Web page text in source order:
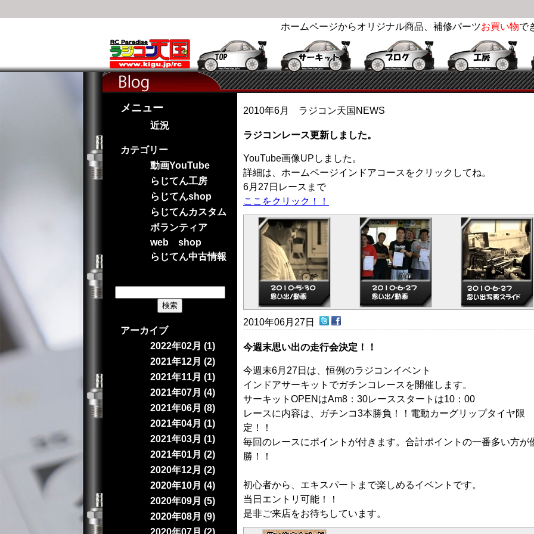
ホームページからオリジナル商品、補修パーツお買い物で
2010年6月 ラジコン天国NEWS
ラジコンレース更新しました。
YouTube画像UPしました。
詳細は、ホームページインドアコースをクリックしてね。
6月27日レースまで
ここをクリック！！
2010年06月27日
今週末思い出の走行会決定！！
今週末6月27日は、恒例のラジコンイベント
インドアサーキットでガチンコレースを開催します。
サーキットOPENはAm8：30レーススタートは10：00
レースに内容は、ガチンコ3本勝負！！電動カーグリップタイヤ限
定！！
毎回のレースにポイントが付きます。合計ポイントの一番多い方が
勝！！
初心者から、エキスパートまで楽しめるイベントです。
当日エントリ可能！！
是非ご来店をお待ちしています。
メニュー
近況
カテゴリー
動画YouTube
らじてん工房
らじてんshop
らじてんカスタム
ボランティア
web shop
らじてん中古情報
アーカイブ
2022年02月 (1)
2021年12月 (2)
2021年11月 (1)
2021年07月 (4)
2021年06月 (8)
2021年04月 (1)
2021年03月 (1)
2021年01月 (2)
2020年12月 (2)
2020年10月 (4)
2020年09月 (5)
2020年08月 (9)
2020年07月 (2)